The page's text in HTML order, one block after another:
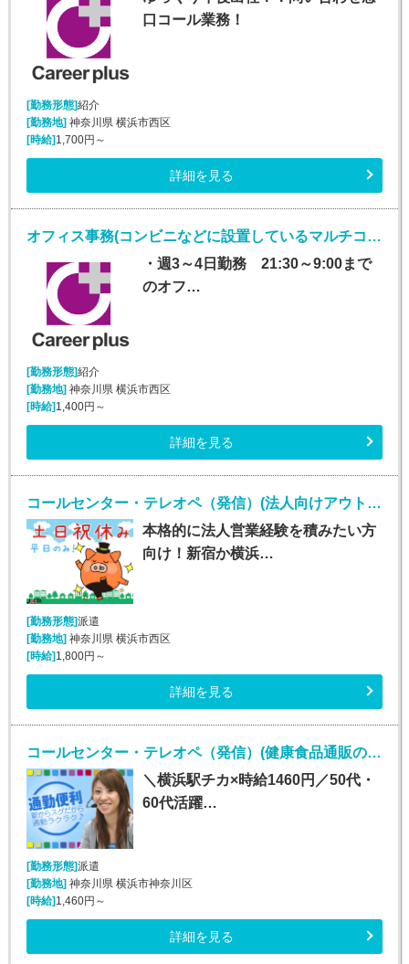
口コール業務！
[勤務形態]紹介
[勤務地] 神奈川県 横浜市西区
[時給] 1,700円～
詳細を見る
オフィス事務(コンビニなどに設置しているマルチコピー機に関するバック事務)
・週3～4日勤務 21:30～9:00まで
のオフ…
[勤務形態]紹介
[勤務地]神奈川県 横浜市西区
[時給]1,400円～
詳細を見る
コールセンター・テレオペ（発信）(法人向けアウトバウンド業務/週5/9~18時)
本格的に法人営業経験を積みたい方
向け！新宿か横浜…
[勤務形態]派遣
[勤務地] 神奈川県 横浜市西区
[時給] 1,800円～
詳細を見る
コールセンター・テレオペ（発信）(健康食品通販のカスタマーサポート)
＼横浜駅チカ×時給1460円／50代・
60代活躍…
[勤務形態]派遣
[勤務地] 神奈川県 横浜市神奈川区
[時給] 1,460円～
詳細を見る